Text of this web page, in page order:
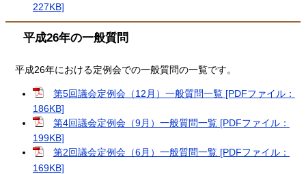
227KB]
平成26年の一般質問
平成26年における定例会での一般質問の一覧です。
第5回議会定例会（12月）一般質問一覧 [PDFファイル：
186KB]
第4回議会定例会（9月）一般質問一覧 [PDFファイル：
199KB]
第2回議会定例会（6月）一般質問一覧 [PDFファイル：
169KB]